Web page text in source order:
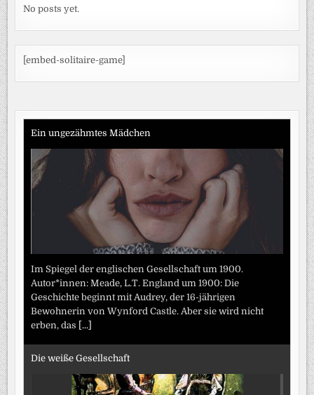
No posts yet.
[embed-solitaire-game]
Ein ungezähmtes Mädchen
Im Spiegel der englischen Gesellschaft um 1900.
Autor*innen: Meade, L.T. England um 1900: Die
Geschichte beginnt mit Audrey, der 16-jährigen
Bewohnerin von Wynford Castle. Aber sie wird nicht
erben, das [...]
Die weiße Gesellschaft